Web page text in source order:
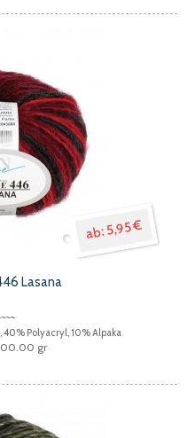
5,95 €
Lasana
Polyacryl, 10% Alpaka
gr